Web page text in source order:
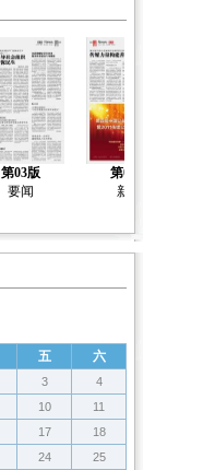
第03版
要闻
第04版
新闻
五 六
3
4
10
11
17
18
24
25